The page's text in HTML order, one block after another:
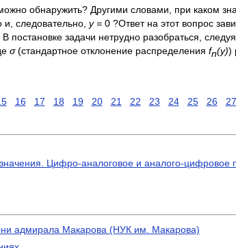
обнаружить? Другими словами, при каком
следовательно, у = 0 ?Ответ на этот вопрос
постановке задачи нетрудно разобраться,
σ(стандартное отклонение распределения fn(y))
16 17 18 19 20 21 22 23 24 25 26 27
Цифро-аналоговое и аналого-цифровое
адмирала Макарова (НУК им. Макарова)